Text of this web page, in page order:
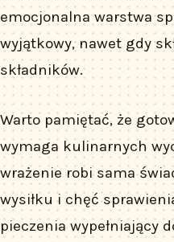
emocjonalna warstwa
wyjątkowy, nawet gdy
składników.
Warto pamiętać, że
wymaga kulinarnych
wrażenie robi sama
wysiłku i chęć
pieczenia wypełniający